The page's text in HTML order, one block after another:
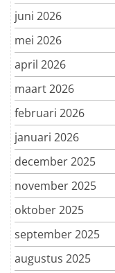
juni 2026
mei 2026
april 2026
maart 2026
februari 2026
januari 2026
december 2025
november 2025
oktober 2025
september 2025
augustus 2025